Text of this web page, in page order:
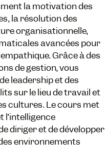
la motivation des
la résolution des
organisationnelle,
avancées pour
Grâce à des
de gestion, vous
leadership et des
sur le lieu de travail et
cultures. Le cours met
l’intelligence
diriger et de développer
environnements